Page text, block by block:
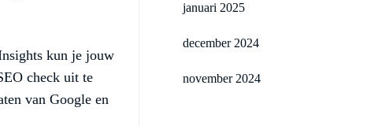
kun je jouw
check uit te
van Google en
januari 2025
december 2024
november 2024